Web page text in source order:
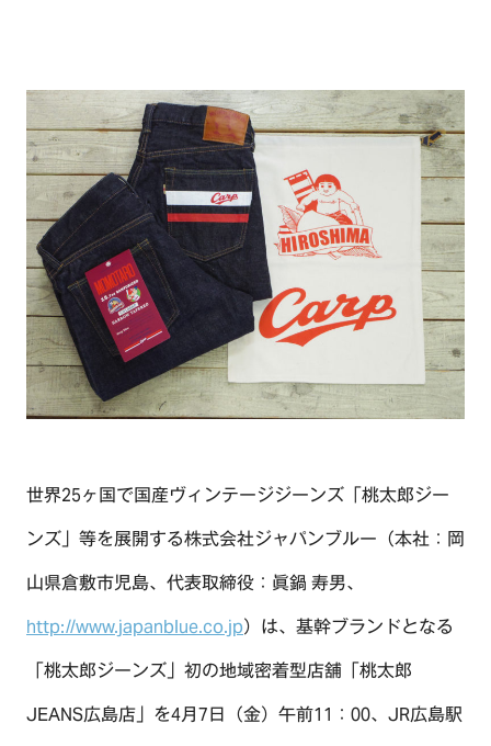
世界25ヶ国で国産ヴィンテージジーンズ「桃太郎ジー
ンズ」等を展開する株式会社ジャパンブルー（本社：岡
山県倉敷市児島、代表取締役：眞鍋 寿男、
http://www.japanblue.co.jp）は、基幹ブランドとなる
「桃太郎ジーンズ」初の地域密着型店舖「桃太郎
JEANS広島店」を4月7日（金）午前11：00、JR広島駅